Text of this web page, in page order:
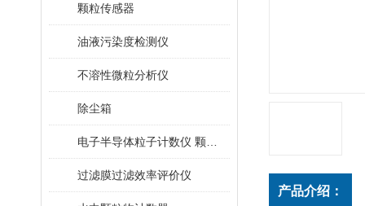
颗粒传感器
油液污染度检测仪
不溶性微粒分析仪
除尘箱
过滤膜过滤效率评价仪
产品介绍：